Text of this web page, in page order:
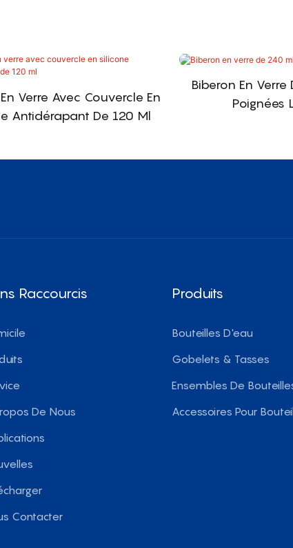
Verre Avec Couvercle En
Antidérapant De 120 Ml
Biberon En
Poignées
Raccourcis
De Nous
Contacter
Produits
Bouteilles D'eau
Gobelets & Tasses
Ensembles De
Accessoires Pour